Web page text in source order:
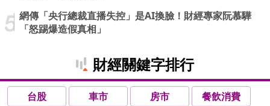
網傳「央行總裁直播失控」是AI換臉！財經專家阮慕驊
「怒踢爆造假真相」
財經關鍵字排行
台股 車市 房市
餐飲消費